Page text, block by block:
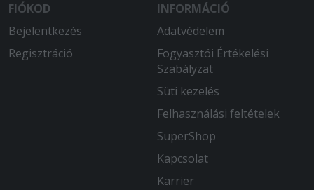
FIÓKOD
Bejelentkezés
Regisztráció
INFORMÁCIÓ
Adatvédelem
Fogyasztói Értékelési
Szabályzat
Süti kezelés
Felhasználási feltételek
SuperShop
Kapcsolat
Karrier